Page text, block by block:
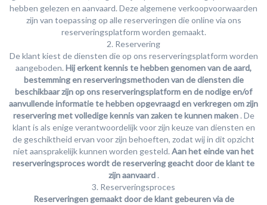
hebben gelezen en aanvaard. Deze algemene verkoopvoorwaarden
zijn van toepassing op alle reserveringen die online via ons
reserveringsplatform worden gemaakt.
2. Reservering
De klant kiest de diensten die op ons reserveringsplatform worden
aangeboden. Hij erkent kennis te hebben genomen van de aard,
bestemming en reserveringsmethoden van de diensten die
beschikbaar zijn op ons reserveringsplatform en de nodige en/of
aanvullende informatie te hebben opgevraagd en verkregen om zijn
reservering met volledige kennis van zaken te kunnen maken. De
klant is als enige verantwoordelijk voor zijn keuze van diensten en
de geschiktheid ervan voor zijn behoeften, zodat wij in dit opzicht
niet aansprakelijk kunnen worden gesteld. Aan het einde van het
reserveringsproces wordt de reservering geacht door de klant te
zijn aanvaard.
3. Reserveringsproces
Reserveringen gemaakt door de klant gebeuren via de